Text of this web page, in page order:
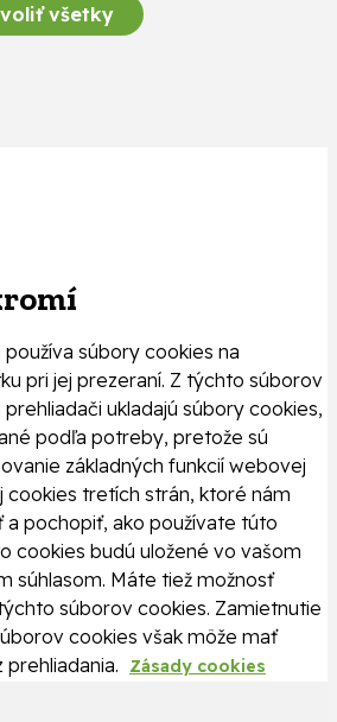
všetky
súbory cookies na
pri jej prezeraní. Z týchto súborov
ukladajú súbory cookies,
podľa potreby, pretože sú
základných funkcií webovej
cookies tretích strán, ktoré nám
a pochopiť, ako používate túto
cookies budú uložené vo vašom
súhlasom. Máte tiež možnosť
súborov cookies. Zamietnutie
cookies však môže mať
prehliadania.
Zásady cookies